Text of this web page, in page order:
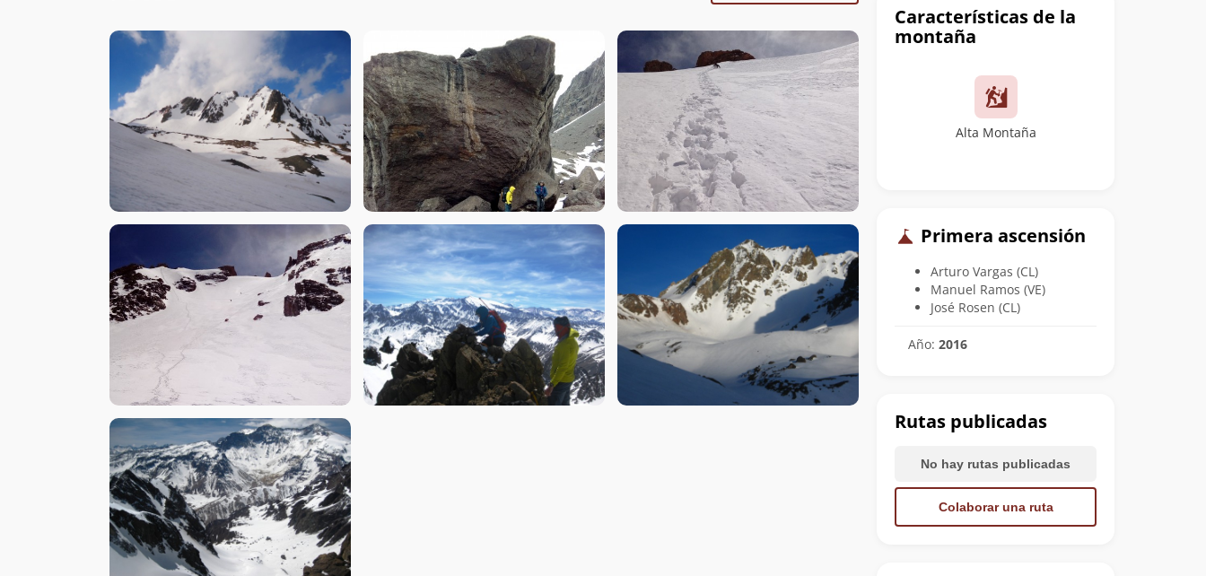
cumbre
Características de la
montaña
Alta Montaña
Primera ascensión
Arturo Vargas (CL)
Manuel Ramos (VE)
José Rosen (CL)
Año: 2016
Rutas publicadas
No hay rutas publicadas
Colaborar una ruta